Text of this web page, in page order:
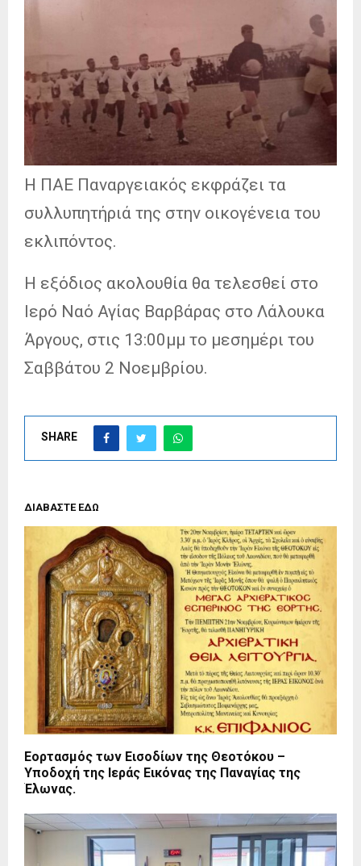
H ΠΑΕ Παναργειακός εκφράζει τα
συλλυπητήριά της στην οικογένεια του
εκλιπόντος.
Η εξόδιος ακολουθία θα τελεσθεί στο
Ιερό Ναό Αγίας Βαρβάρας στο Λάλουκα
Άργους, στις 13:00μμ το μεσημέρι του
Σαββάτου 2 Νοεμβρίου.
SHARE
ΔΙΑΒΑΣΤΕ ΕΔΩ
Εορτασμός των Εισοδίων της Θεοτόκου –
Υποδοχή της Ιεράς Εικόνας της Παναγίας της
Έλωνας.